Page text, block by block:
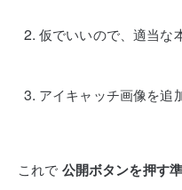
仮でいいので、適当な
アイキャッチ画像を追加
これで 公開ボタンを押す